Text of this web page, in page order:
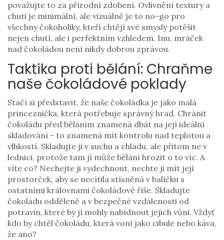
považujte to za přírodní zdobení. Ovlivnění textury a
chuti je minimální, ale vizuálně je to no-go pro
všechny čokoholiky, kteří chtějí své smysly potěšit
nejen chutí, ale i perfektním vzhledem. Inu, mráček
nad čokoládou není nikdy dobrou zprávou.
Taktika proti bělání: Chraňme
naše čokoládové poklady
Stačí si představit, že naše čokoládka je jako malá
princeznička, která potřebuje správný hrad. Chránit
čokoládu před běláním znamená dbát na její ideální
skladování - to znamená mít kontrolu nad teplotou a
vlhkostí. Skladujte ji v suchu a chladu, ale přitom ne v
lednici, protože tam jí může bělání hrozit o to víc. A
víte co? Nechejte ji vydechnout, nechte ji mít její
prostorček, aby se necítila stísněná v balíčku s
ostatními královnami čokoládové říše. Skladujte
čokoládu odděleně a v bezpečné vzdálenosti od
potravin, které by jí mohly nabídnout jejich vůni. Vždyť
kdo by chtěl čokoládu, která voní jako cibule nebo káva,
že ano?